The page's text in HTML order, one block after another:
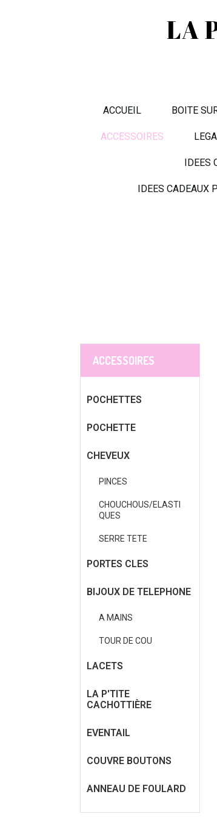
LA
ACCUEIL BOITE
ACCESSOIRES
IDEES
IDEES CADEAUX
ACCESSOIRES
POCHETTES
POCHETTE
CHEVEUX
PINCES
CHOUCHOUS/ELASTI
QUES
SERRE TETE
PORTES CLES
BIJOUX DE TELEPHONE
A MAINS
TOUR DE COU
LACETS
LA P'TITE
CACHOTTIÈRE
EVENTAIL
COUVRE BOUTONS
ANNEAU DE FOULARD